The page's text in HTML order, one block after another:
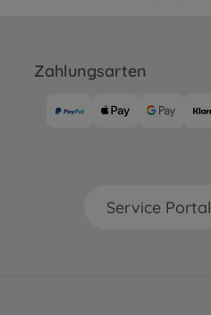
Zahlungsarten
Service Portal